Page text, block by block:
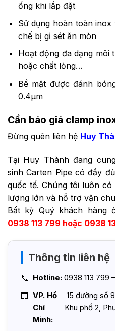
ống khi lắp đặt
Sử dụng hoàn toàn
chế bị gỉ sét ăn mòn
Hoạt động đa dạng môi
hoặc chất lỏng…
Bề mặt được đánh
0.4μm
Cần báo giá clamp
Đừng quên liên hệ Huy
Tại Huy Thành đang
sinh Carten Pipe có đầy
quốc tế. Chúng tôi luôn
lượng lớn và hỗ trợ vận
Bất kỳ Quý khách hàng
0938 113 799 hoặc 0938
Thông tin liên hệ
Hotline: 0938 113 799
VP. Hồ
Chí
Minh:
15 đường số
Khu phố 2,